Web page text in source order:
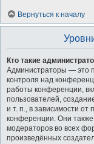
Вернуться к началу
Кто такие
Администраторы — это
контроля над
работы конференции,
пользователей,
и т. п., в зависимости
конференции. Они также
модераторов во всех
произведённых